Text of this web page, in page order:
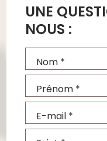
UNE
NOUS :